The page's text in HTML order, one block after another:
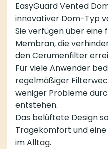
EasyGuard Vented
innovativer Dom-Typ
Sie verfügen über eine
Membran, die
den Cerumenfilter
Für viele Anwender
regelmäßiger
weniger Probleme
entstehen.
Das belüftete Design
Tragekomfort und
im Alltag.